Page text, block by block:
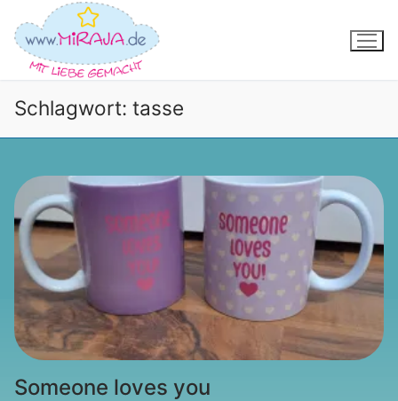
Inhalt
springen
Schlagwort: tasse
Someone loves you